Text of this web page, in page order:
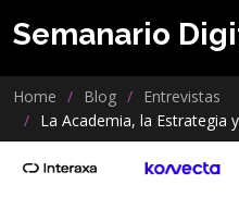
Semanario
Home Blog
Entrevistas
La Academia, la Estrategia